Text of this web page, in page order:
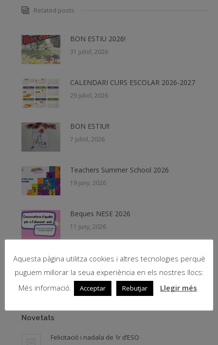
Related posts
BON ESTIU 2026!
31 juliol, 2026
CALENDARI CURS ESCOLAR 2026-2027
29 juliol, 2026
BON ESTIU!!
7 juliol, 2026
Teachers Summer School 2026
19 juny, 2026
Beques NESE 2026
11 juny, 2026
PICNIC de Fernando Arrabal – Teatre
8 juny, 2026
Novetats
Felicitació i nadala de 1r d’ESO
Aquesta pàgina utilitza cookies i altres tecnologies perquè
puguem millorar la seua experiència en els nostres llocs:
Més informació.
Acceptar Rebutjar Llegir més